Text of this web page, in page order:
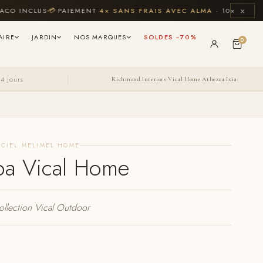
💳 PAIEMENT4× SANS FRAIS AVEC ALMA· 10× CB JUSQU'À 4
×
JARDIN NOS MARQUES SOLDES −70% 0
jours Richmond Interiors·Vical Home· Athezza · Ixia
MELIMEL HOME
Vical Home
Vical Outdoor